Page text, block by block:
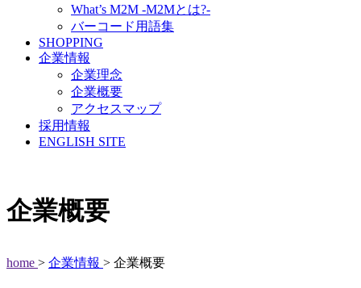
What’s M2M -M2Mとは?-
バーコード用語集
SHOPPING
企業情報
企業理念
企業概要
アクセスマップ
採用情報
ENGLISH SITE
企業概要
home > 企業情報 > 企業概要